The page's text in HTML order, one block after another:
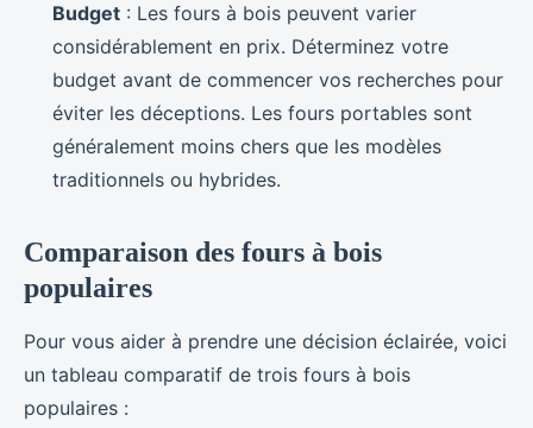
Budget : Les fours à bois peuvent varier
considérablement en prix. Déterminez votre
budget avant de commencer vos recherches pour
éviter les déceptions. Les fours portables sont
généralement moins chers que les modèles
traditionnels ou hybrides.
Comparaison des fours à bois
populaires
Pour vous aider à prendre une décision éclairée, voici
un tableau comparatif de trois fours à bois
populaires :